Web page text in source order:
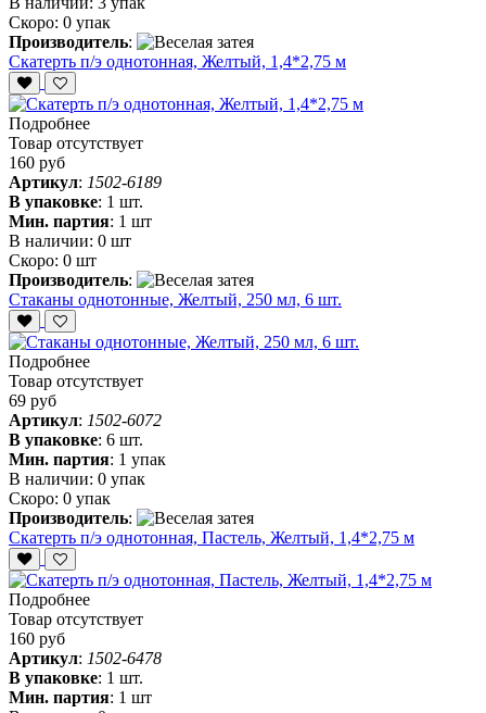
Скоро: 0 упак
Производитель:
Скатерть п/э однотонная, Желтый, 1,4*2,75 м
Подробнее
Товар отсутствует
160 руб
Артикул: 1502-6189
В упаковке: 1 шт.
Мин. партия: 1 шт
В наличии: 0 шт
Скоро: 0 шт
Производитель:
Стаканы однотонные, Желтый, 250 мл, 6 шт.
Подробнее
Товар отсутствует
69 руб
Артикул: 1502-6072
В упаковке: 6 шт.
Мин. партия: 1 упак
В наличии: 0 упак
Скоро: 0 упак
Производитель:
Скатерть п/э однотонная, Пастель, Желтый, 1,4*2,75 м
Подробнее
Товар отсутствует
160 руб
Артикул: 1502-6478
В упаковке: 1 шт.
Мин. партия: 1 шт